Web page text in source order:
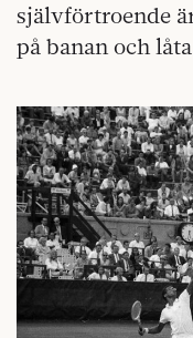
självförtroende
på banan och